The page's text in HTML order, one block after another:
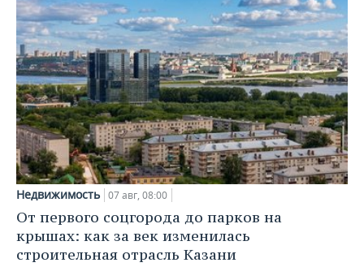
Недвижимость 07 авг, 08:00
От первого соцгорода до парков на
крышах: как за век изменилась
строительная отрасль Казани